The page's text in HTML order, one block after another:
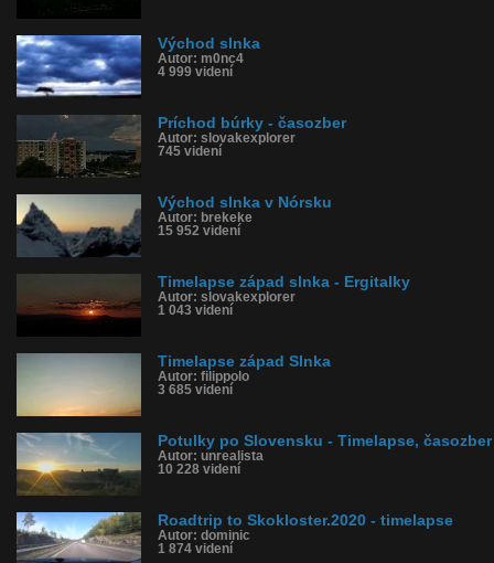
Východ slnka
Autor: m0nc4
4 999 videní
Príchod búrky - časozber
Autor: slovakexplorer
745 videní
Východ slnka v Nórsku
Autor: brekeke
15 952 videní
Timelapse západ slnka - Ergitalky
Autor: slovakexplorer
1 043 videní
Timelapse západ Slnka
Autor: filippolo
3 685 videní
Potulky po Slovensku - Timelapse, časozber
Autor: unrealista
10 228 videní
Roadtrip to Skokloster.2020 - timelapse
Autor: dominic
1 874 videní